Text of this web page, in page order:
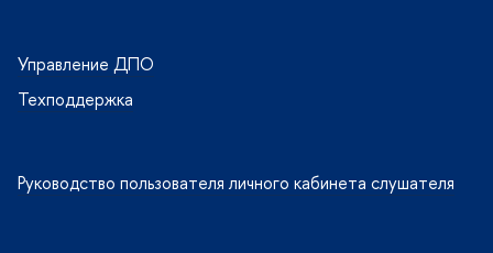
Управление ДПО
Техподдержка
Руководство пользователя личного кабинета слушателя